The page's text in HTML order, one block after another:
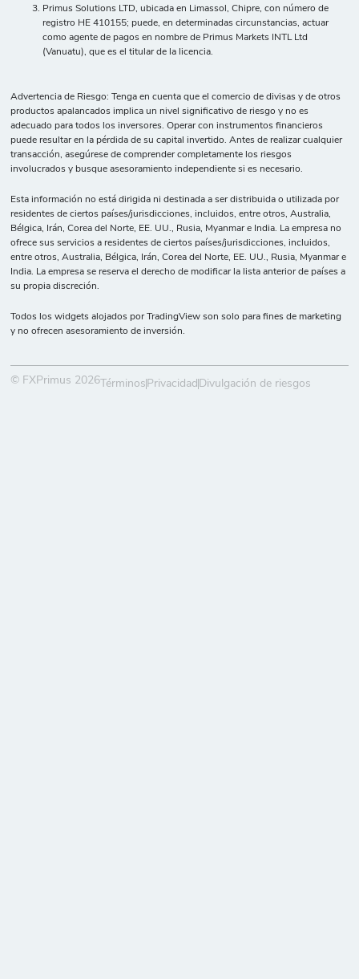
Primus Solutions LTD, ubicada en Limassol, Chipre, con número de
registro HE 410155; puede, en determinadas circunstancias, actuar
como agente de pagos en nombre de Primus Markets INTL Ltd
(Vanuatu), que es el titular de la licencia.
Advertencia de Riesgo: Tenga en cuenta que el comercio de divisas y de otros
productos apalancados implica un nivel significativo de riesgo y no es
adecuado para todos los inversores. Operar con instrumentos financieros
puede resultar en la pérdida de su capital invertido. Antes de realizar cualquier
transacción, asegúrese de comprender completamente los riesgos
involucrados y busque asesoramiento independiente si es necesario.
Esta información no está dirigida ni destinada a ser distribuida o utilizada por
residentes de ciertos países/jurisdicciones, incluidos, entre otros, Australia,
Bélgica, Irán, Corea del Norte, EE. UU., Rusia, Myanmar e India. La empresa no
ofrece sus servicios a residentes de ciertos países/jurisdicciones, incluidos,
entre otros, Australia, Bélgica, Irán, Corea del Norte, EE. UU., Rusia, Myanmar e
India. La empresa se reserva el derecho de modificar la lista anterior de países a
su propia discreción.
Todos los widgets alojados por TradingView son solo para fines de marketing
y no ofrecen asesoramiento de inversión.
© FXPrimus 2026Términos Privacidad Divulgación de riesgos